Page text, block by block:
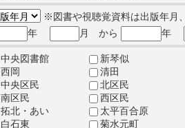
※図書や視聴覚資料は出版年月
年
月 から 年
中央図書館
新琴似
西岡
清田
中央区民
北区民
南区民
西区民
拓北・あい
太平百合原
白石東
菊水元町